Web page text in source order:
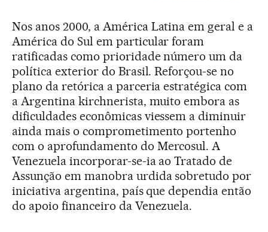
Nos anos 2000, a América Latina em geral e a
América do Sul em particular foram
ratificadas como prioridade número um da
política exterior do Brasil. Reforçou-se no
plano da retórica a parceria estratégica com
a Argentina kirchnerista, muito embora as
dificuldades econômicas viessem a diminuir
ainda mais o comprometimento portenho
com o aprofundamento do Mercosul. A
Venezuela incorporar-se-ia ao Tratado de
Assunção em manobra urdida sobretudo por
iniciativa argentina, país que dependia então
do apoio financeiro da Venezuela.